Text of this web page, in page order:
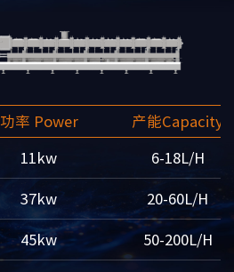
功率 Power 产能Capacity
11kw 6-18L/H
37kw 20-60L/H
45kw 50-200L/H